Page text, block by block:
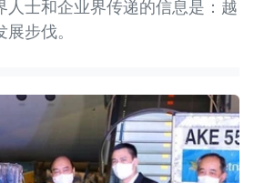
人士和企业界传递的信息是：越
步伐。